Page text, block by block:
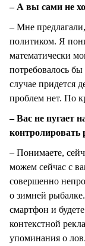
– А вы сами не
– Мне
политиком. Я
математически
потребовалось
случае придется
проблем нет. По
– Вас не пугает
контролировать
– Понимаете,
можем сейчас с
совершенно
о зимней
смартфон и
контекстной
упоминания о